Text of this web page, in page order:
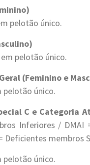
pelotão único.
em pelotão único.
(Feminino e
pelotão único.
C e Categoria
Inferiores /
Deficientes membros
pelotão único.